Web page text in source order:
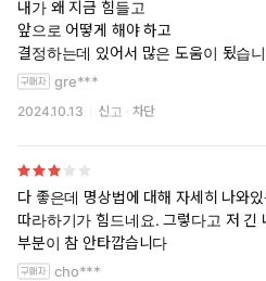
내가 왜 지금 힘들고
앞으로 어떻게 해야 하고
결정하는데 있어서 많은 도움이 됬습
gre***
2024.10.13 신고 차단
다 좋은데 명상법에 대해 자세히 나와
따라하기가 힘드네요. 그렇다고 저 긴
부분이 참 안타깝습니다
cho***